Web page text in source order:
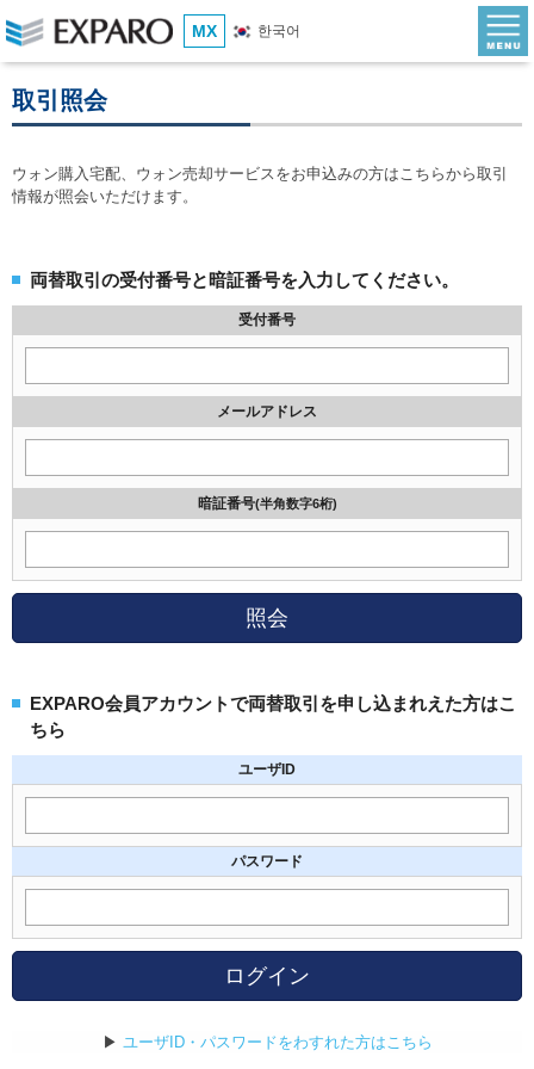
MX 한국어
取引照会
ウォン購入宅配、ウォン売却サービスをお申込みの方はこちらから取引
情報が照会いただけます。
両替取引の受付番号と暗証番号を入力してください。
受付番号
メールアドレス
暗証番号(半角数字6桁)
照会
EXPARO会員アカウントで両替取引を申し込まれえた方はこ
ちら
ユーザID
パスワード
ログイン
▶ ユーザID・パスワードをわすれた方はこちら